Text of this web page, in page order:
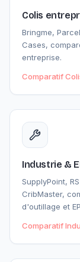
Colis
Bringme,
Cases,
entreprise.
Comparatif
Industrie &
SupplyPoint,
CribMaster,
d'outillage et
Comparatif